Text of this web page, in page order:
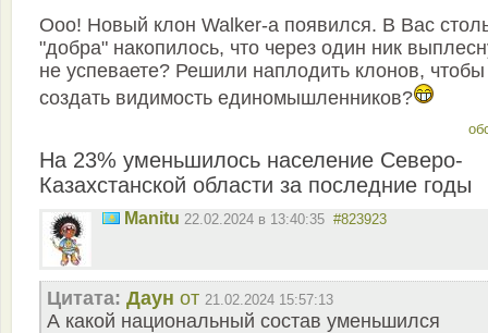
Ооо! Новый клон Walker-а появился. В Вас
"добра" накопилось, что через один ник
не успеваете? Решили наплодить клонов, чтобы
создать видимость единомышленников?
На 23% уменьшилось население Северо-
Казахстанской области за последние годы
Manitu 22.02.2024 в 13:40:35 #823923
Цитата: Даун от 21.02.2024 15:57:13
А какой национальный состав уменьшился